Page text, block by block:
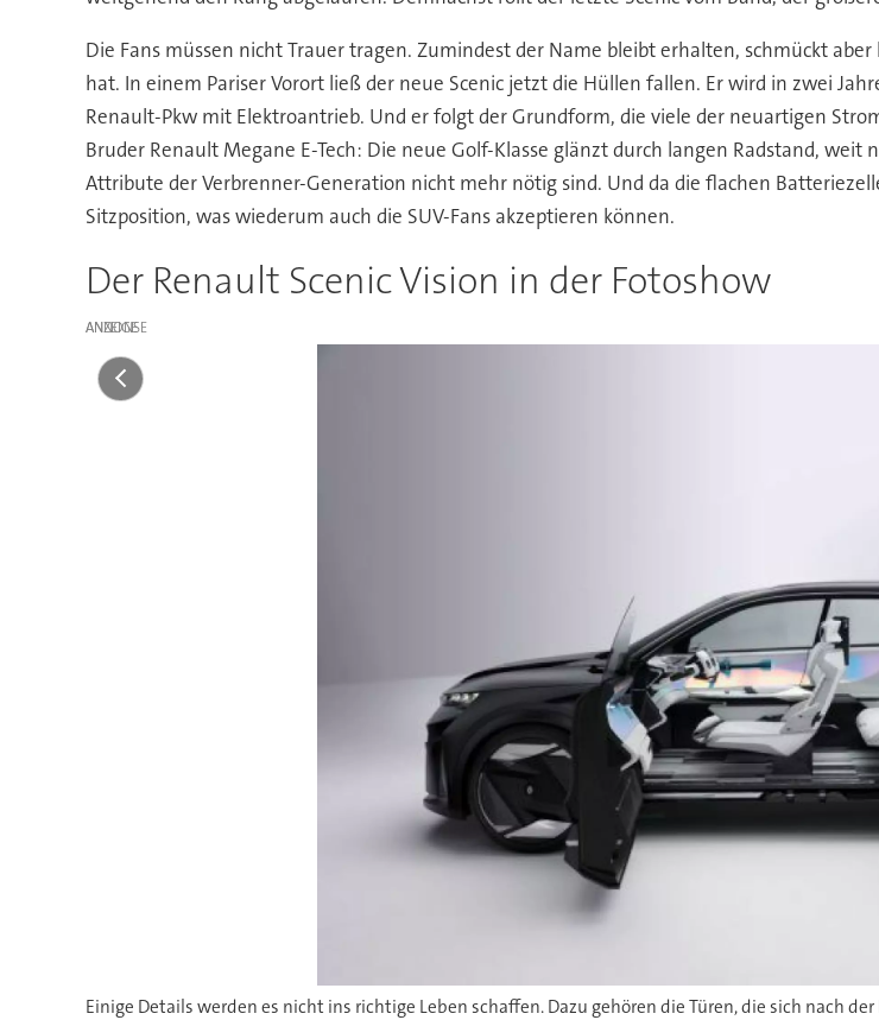
Die Fans müssen nicht Trauer tragen. Zumindest der Name bleibt erhalten, schmückt
hat. In einem Pariser Vorort ließ der neue Scenic jetzt die Hüllen fallen. Er wird in zwei
Renault-Pkw mit Elektroantrieb. Und er folgt der Grundform, die viele der neuartigen
Bruder Renault Megane E-Tech: Die neue Golf-Klasse glänzt durch langen Radstand,
Attribute der Verbrenner-Generation nicht mehr nötig sind. Und da die flachen
Sitzposition, was wiederum auch die SUV-Fans akzeptieren können.
Der Renault Scenic Vision in der Fotoshow
ANZEIGE